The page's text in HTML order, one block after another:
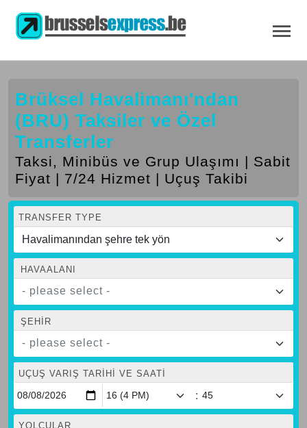
Brüksel Havalimanı'ndan
(BRU) Taksiler ve Özel
Transferler
Taksi, Minibüs ve Grup Ulaşımı | Sabit
Fiyat | 7/24 Hizmet | Uçuş Takibi
TRANSFER TYPE
HAVAALANI
- please select -
ŞEHIR
- please select -
UÇUŞ VARIŞ TARIHI VE SAATI
:
YOLCULAR